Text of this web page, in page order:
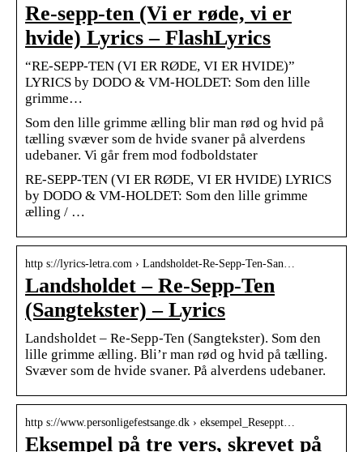
Re-sepp-ten (Vi er røde, vi er
hvide) Lyrics – FlashLyrics
“RE-SEPP-TEN (VI ER RØDE, VI ER HVIDE)”
LYRICS by DODO & VM-HOLDET: Som den lille
grimme…
Som den lille grimme ælling blir man rød og hvid på
tælling svæver som de hvide svaner på alverdens
udebaner. Vi går frem mod fodboldstater
RE-SEPP-TEN (VI ER RØDE, VI ER HVIDE) LYRICS
by DODO & VM-HOLDET: Som den lille grimme
ælling / …
http s://lyrics-letra.com › Landsholdet-Re-Sepp-Ten-San…
Landsholdet – Re-Sepp-Ten
(Sangtekster) – Lyrics
Landsholdet – Re-Sepp-Ten (Sangtekster). Som den
lille grimme ælling. Bli’r man rød og hvid på tælling.
Svæver som de hvide svaner. På alverdens udebaner.
http s://www.personligefestsange.dk › eksempel_Reseppt…
Eksempel på tre vers, skrevet på